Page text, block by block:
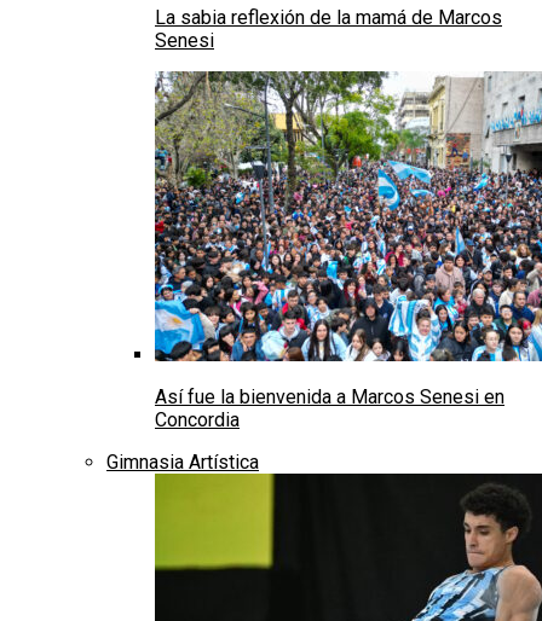
La sabia reflexión de la mamá de Marcos
Senesi
Así fue la bienvenida a Marcos Senesi en
Concordia
Gimnasia Artística